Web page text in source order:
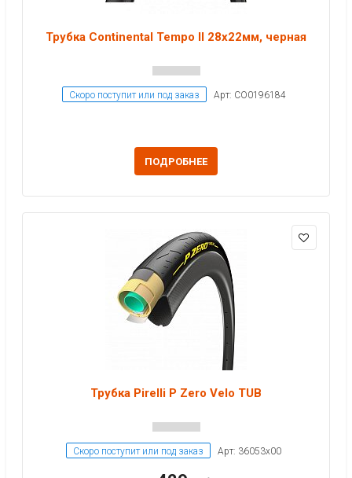
Трубка Continental Tempo II 28x22мм, черная
Скоро поступит или под заказ Арт: CO0196184
ПОДРОБНЕЕ
Трубка Pirelli P Zero Velo TUB
Скоро поступит или под заказ Арт: 36053x00